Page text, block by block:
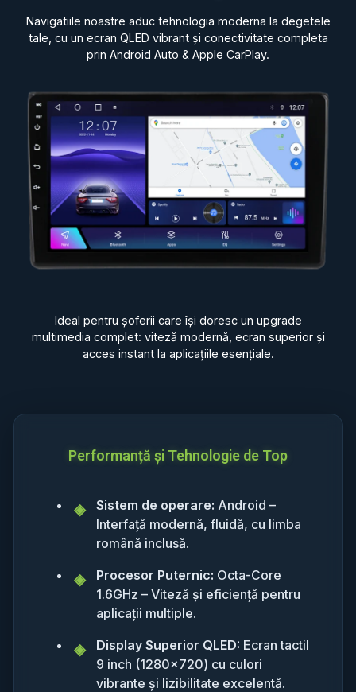
Navigatiile noastre aduc tehnologia moderna la degetele
tale, cu un ecran QLED vibrant și conectivitate completa
prin Android Auto & Apple CarPlay.
Ideal pentru șoferii care își doresc un upgrade
multimedia complet: viteză modernă, ecran superior și
acces instant la aplicațiile esențiale.
Performanță și Tehnologie de Top
Sistem de operare: Android –
Interfață modernă, fluidă, cu limba
română inclusă.
Procesor Puternic: Octa-Core
1.6GHz – Viteză și eficiență pentru
aplicații multiple.
Display Superior QLED: Ecran tactil
9 inch (1280x720) cu culori
vibrante și lizibilitate excelentă.